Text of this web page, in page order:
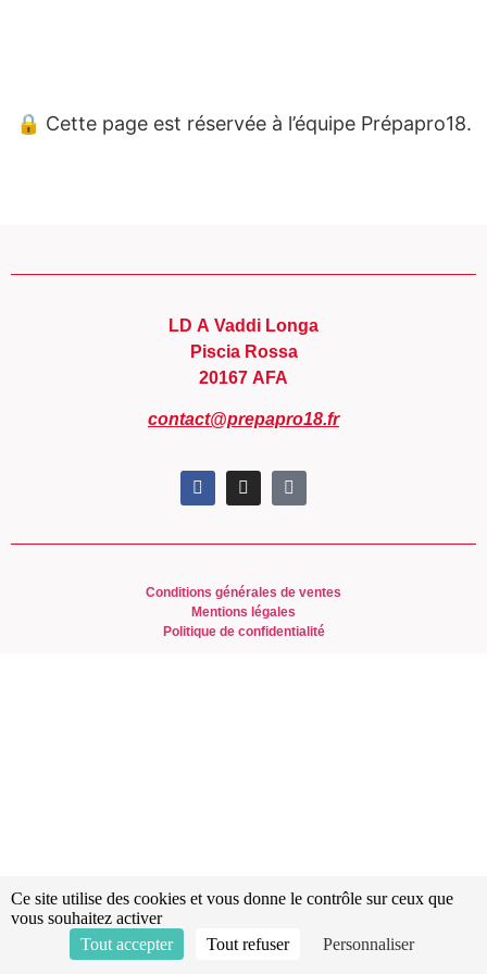
🔒 Cette page est réservée à l’équipe Prépapro18.
LD A Vaddi Longa
Piscia Rossa
20167 AFA
contact@prepapro18.fr
Conditions générales de ventes
Mentions légales
Politique de confidentialité
Ce site utilise des cookies et vous donne le contrôle sur ceux que
vous souhaitez activer
Tout accepter
Tout refuser Personnaliser